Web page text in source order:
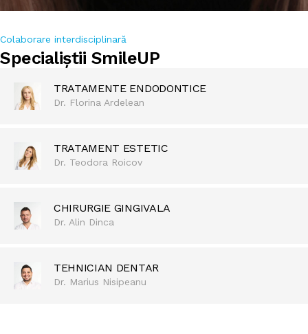
Colaborare interdisciplinară
Specialiștii SmileUP
TRATAMENTE ENDODONTICE
Dr. Florina Ardelean
TRATAMENT ESTETIC
Dr. Teodora Roicov
CHIRURGIE GINGIVALA
Dr. Alin Dinca
TEHNICIAN DENTAR
Dr. Marius Nisipeanu